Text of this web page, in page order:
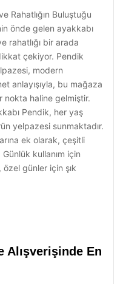
Rahatlığın Buluştuğu
önde gelen ayakkabı
rahatlığı bir arada
çekiyor. Pendik
modern
anlayışıyla, bu mağaza
nokta haline gelmiştir.
Pendik, her yaş
yelpazesi sunmaktadır.
ek olarak, çeşitli
kullanım için
günler için şık
Alışverişinde En